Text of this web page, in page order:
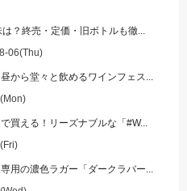
？終売・定価・旧ボトルも徹...
06(Thu)
から堂々と飲めるワインフェス...
買える！リーズナブルな「#W...
用の濃色ラガー「ダークラバー...